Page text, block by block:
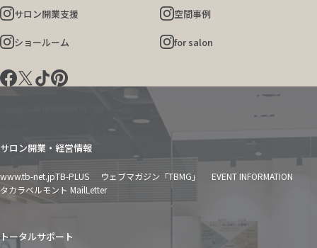
サロン開業支援 空間事例
ショールーム for salon
サロン開業・経営情報
www.tb-net.jpTB-PLUS ウェブマガジン「TBMG」
EVENT INFORMATION
タカラベルモント MailLetter
トータルサポート